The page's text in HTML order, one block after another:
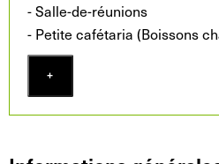
- Salle-de-réunions
- Petite cafétaria (Boissons
+